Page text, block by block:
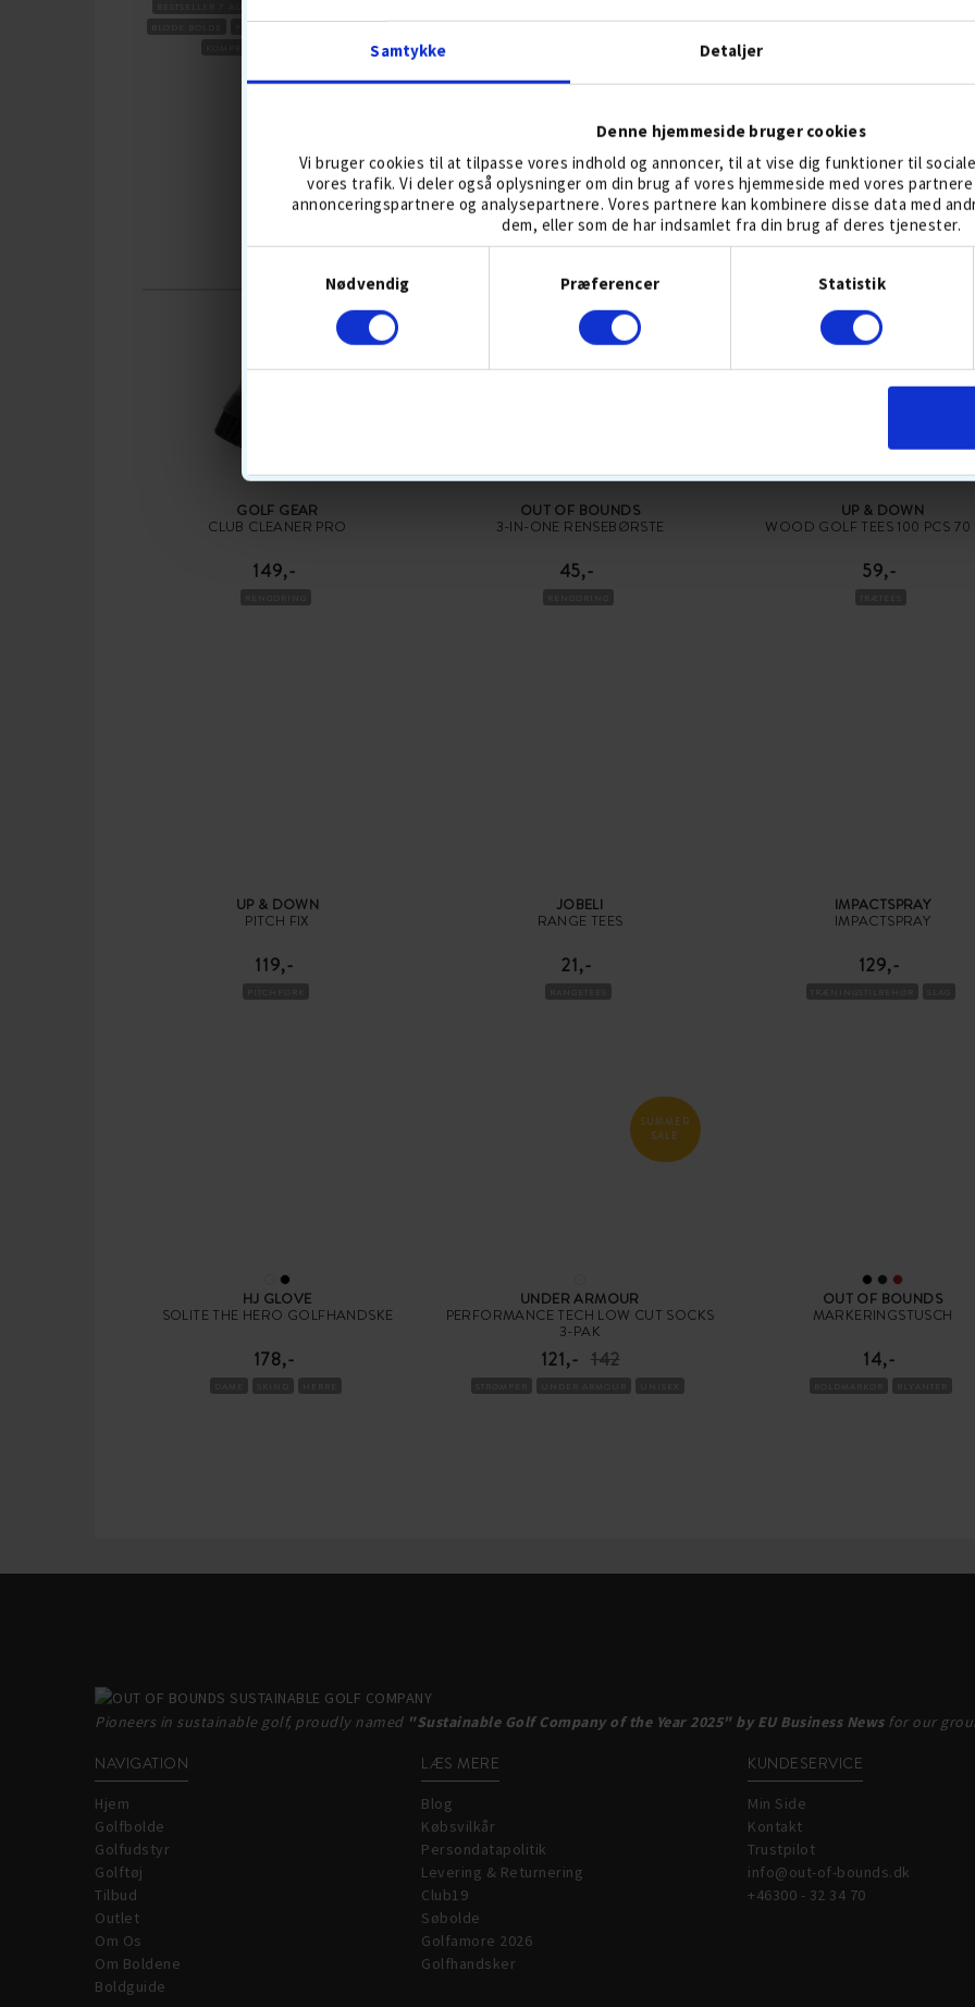
Samtykke Detaljer
Denne hjemmeside bruger cookies
Vi bruger cookies til at tilpasse vores indhold og annoncer, til at vise dig funktioner til
vores trafik. Vi deler også oplysninger om din brug af vores hjemmeside med vores
annonceringspartnere og analysepartnere. Vores partnere kan kombinere disse data med
dem, eller som de har indsamlet fra din brug af deres tjenester.
Nødvendig
Præferencer Statistik
POPULÆRT GOLFUDSTYR
GOLF GEAR
CLUB CLEANER PRO
149,-
OUT OF BOUNDS
3-IN-ONE RENSEBØRSTE
45,-
UP & DOWN
WOOD GOLF TEES 100 PCS 70
59,-
UP & DOWN
PITCH FIX
119,-
JOBELI
RANGE TEES
21,-
IMPACTSPRAY
IMPACTSPRAY
129,-
HJ GLOVE
SOLITE THE HERO GOLFHANDSKE
178,-
SUMMER
SALE
UNDER ARMOUR
PERFORMANCE TECH LOW CUT SOCKS
3-PAK
121,- 142
OUT OF BOUNDS
MARKERINGSTUSCH
14,-
Pioneers in sustainable golf, proudly named "Sustainable Golf Company of the Year 2025" by EU Business Newsfor our
NAVIGATION
Hjem
Golfbolde
Golfudstyr
Golftøj
Tilbud
Outlet
Om Os
Om Boldene
Boldguide
LÆS MERE
Blog
Købsvilkår
Persondatapolitik
Levering & Returnering
Club19
Søbolde
Golfamore 2026
Golfhandsker
KUNDESERVICE
Min Side
Kontakt
Trustpilot
info@out-of-bounds.dk
+46300 - 32 34 70